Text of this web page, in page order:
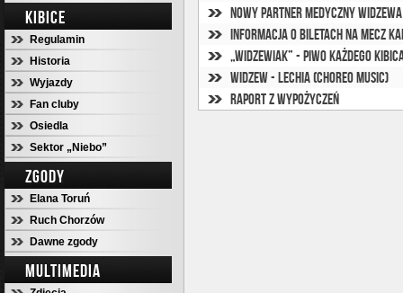
KIBICE
Regulamin
Historia
Wyjazdy
Fan cluby
Osiedla
Sektor „Niebo”
ZGODY
Elana Toruń
Ruch Chorzów
Dawne zgody
MULTIMEDIA
Nowy partner medyczny Widzewa
Informacja o biletach na mecz
„Widzewiak” - piwo każdego
Widzew - Lechia (Choreo Music)
Raport z wypożyczeń